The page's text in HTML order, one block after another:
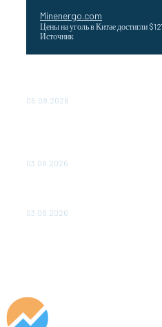
Minenergo.com
Цены на уголь в Китае достигли
Источник
05.08.2026
03.08.2026
03.08.2026